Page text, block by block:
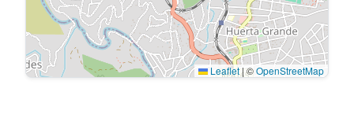
Leaflet|©OpenStreetMap